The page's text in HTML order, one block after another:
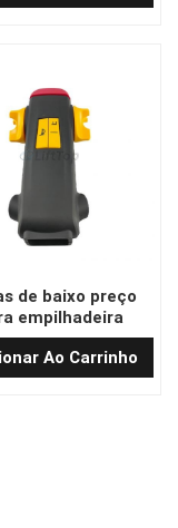
de baixo preço
empilhadeira
de paletes,
de alça CBD15
Ao Carrinho